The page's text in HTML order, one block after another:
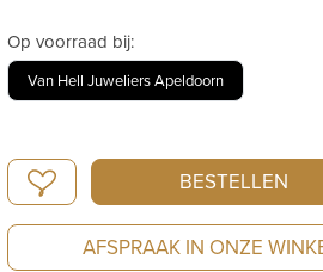
Op voorraad bij:
Van Hell Juweliers Apeldoorn
IsabelleFa
ring
"Navette
14"
BESTELLEN
AFSPRAAK IN ONZE